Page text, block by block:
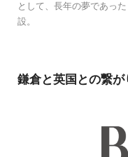
として、長年の夢であっ
設。
鎌倉と英国との繋が